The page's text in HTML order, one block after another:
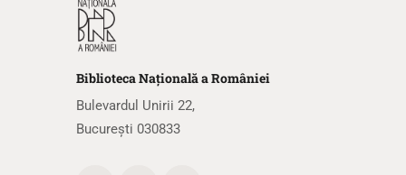
BibliotecaNaționalăa României
Bulevardul Unirii 22,
București 030833